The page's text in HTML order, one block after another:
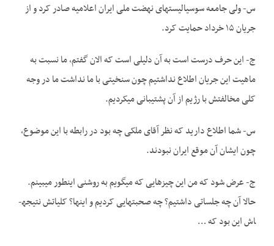
س- ولی جامعه سوسیالیست­های نهضت ملی ایران اعلامیه صادر کرد و از
جریان ۱۵ خرداد حمایت کرد.
ج- این حرف درست است به آن دلیلی است که الان گفتم، ما نسبت به
ماهیت این جریان اطلاع نداشتیم چون سنخیتی با ما نداشت ما در وجه
کلی مخالفتش با رژیم از آن پشتیبانی می­کردیم.
س- شما اطلاع دارید که نظر آقای ملکی چه بود در رابطه با این موضوع،
چون ایشان آن موقع ایران نبودند.
ج- عرض شود که من این چیزهایی که می­گویم به روشنی اینطور می­بینم.
حالا آن چه جلساتی داشتیم؟ چه صحبت­هایی کردیم و اینها؟ کلیاتش نتیجه­
اش این بود که …